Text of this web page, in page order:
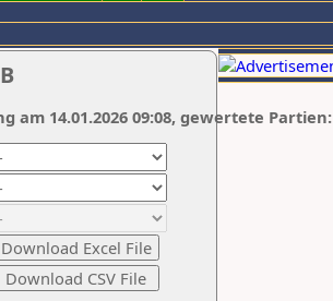
am 14.01.2026 09:08, gewertete Partien: